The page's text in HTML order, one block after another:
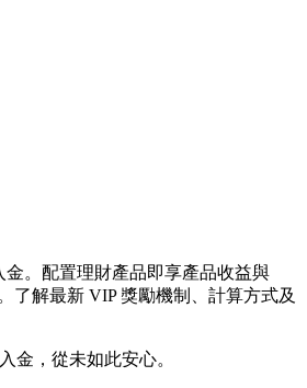
金。配置理財產品即享產品收益與
了解最新 VIP 獎勵機制、計算方式及
金，從未如此安心。